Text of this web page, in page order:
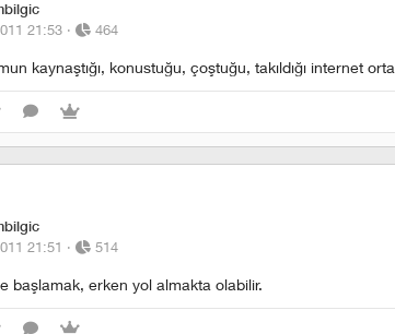
21:53 · 464
kaynaştığı, konustuğu, çoştuğu, takıldığı internet
21:51 · 514
başlamak, erken yol almakta olabilir.